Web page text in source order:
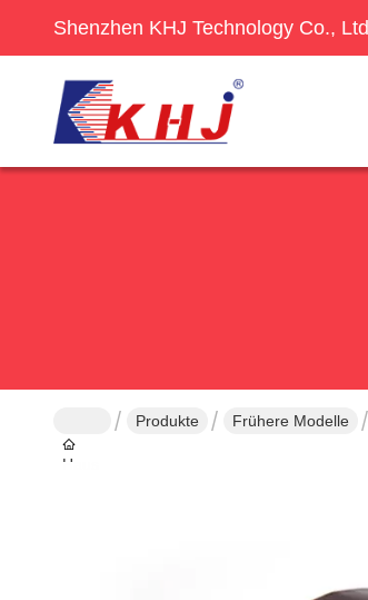
Shenzhen KHJ Technology Co., Ltd
Haus
Produkte Frühere Modelle